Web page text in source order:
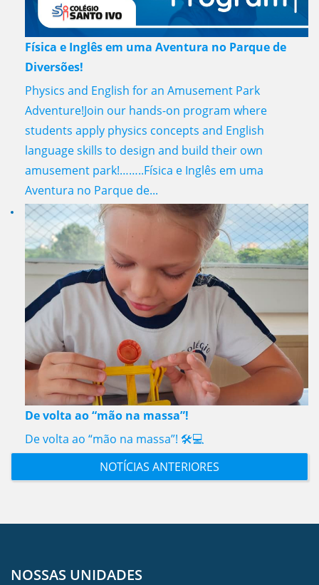
Física e Inglês em uma Aventura no Parque de
Diversões!
Physics and English for an Amusement Park
Adventure!Join our hands-on program where
students apply physics concepts and English
language skills to design and build their own
amusement park!……..Física e Inglês em uma
Aventura no Parque de...
De volta ao “mão na massa”!
De volta ao “mão na massa”! 🛠️💻
NOTÍCIAS ANTERIORES
NOSSAS UNIDADES